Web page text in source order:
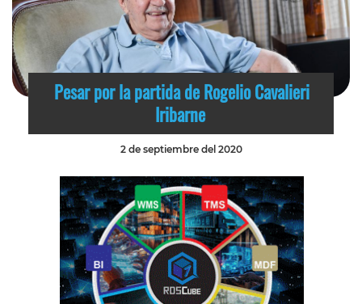
Pesar por la partida de Rogelio Cavalieri
Iribarne
2 de septiembre del 2020